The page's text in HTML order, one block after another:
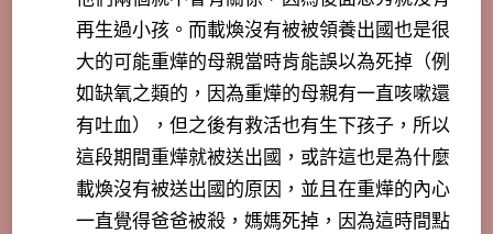
再生過小孩。而載煥沒有被被領養出國也是很
大的可能重燁的母親當時肯能誤以為死掉（例
如缺氧之類的，因為重燁的母親有一直咳嗽還
有吐血），但之後有救活也有生下孩子，所以
這段期間重燁就被送出國，或許這也是為什麼
載煥沒有被送出國的原因，並且在重燁的內心
一直覺得爸爸被殺，媽媽死掉，因為這時間點